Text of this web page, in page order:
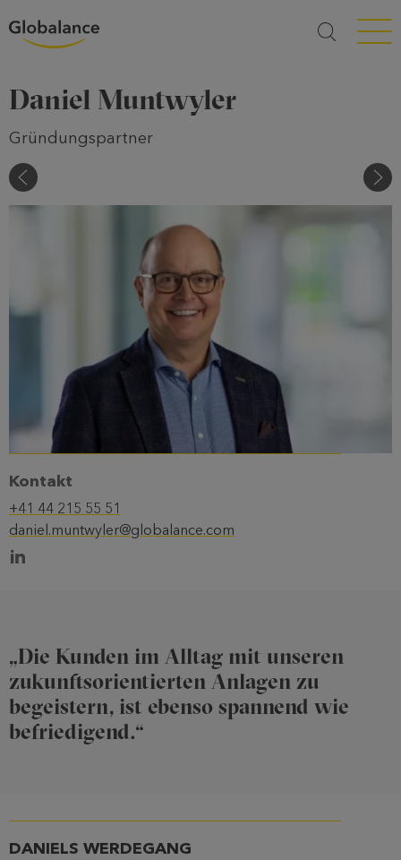
Menü
Daniel Muntwyler
Gründungspartner
Niklaus Haller
Kontakt
+41 44 215 55 51
daniel.muntwyler@globalance.com
„Die Kunden im Alltag mit unseren
zukunftsorientierten Anlagen zu
begeistern, ist ebenso spannend wie
befriedigend.“
DANIELS WERDEGANG